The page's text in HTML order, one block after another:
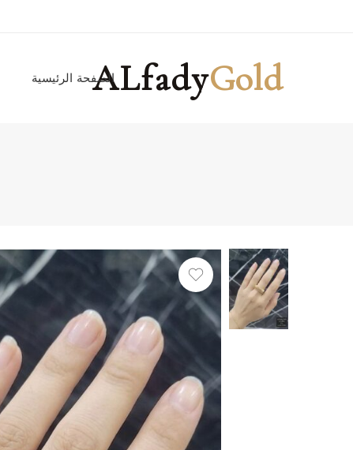
ALfadyGold الصفحة الرئيسية